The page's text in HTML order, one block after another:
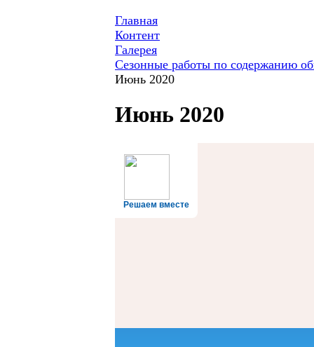
Главная
Контент
Галерея
Сезонные работы по содержанию
Июнь 2020
Июнь 2020
Решаем вместе